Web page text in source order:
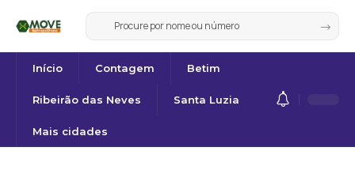
Início Contagem Betim
Ribeirão das Neves Santa Luzia
Mais cidades